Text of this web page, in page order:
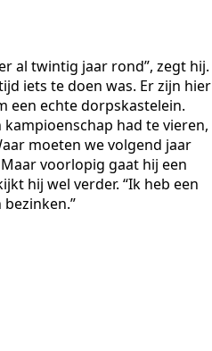
al twintig jaar rond”, zegt hij.
iets te doen was. Er zijn hier
een echte dorpskastelein.
had te vieren,
moeten we volgend jaar
voorlopig gaat hij een
hij wel verder. “Ik heb een